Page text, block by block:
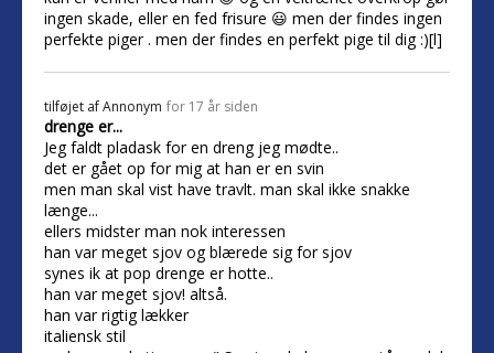
ingen skade, eller en fed frisure 😃 men der findes ingen
perfekte piger . men der findes en perfekt pige til dig :)[l]
tilføjet afAnnonym for 17 år siden
drenge er...
Jeg faldt pladask for en dreng jeg mødte..
det er gået op for mig at han er en svin
men man skal vist have travlt. man skal ikke snakke
længe...
ellers midster man nok interessen
han var meget sjov og blærede sig for sjov
synes ik at pop drenge er hotte..
han var meget sjov! altså.
han var rigtig lækker
italiensk stil